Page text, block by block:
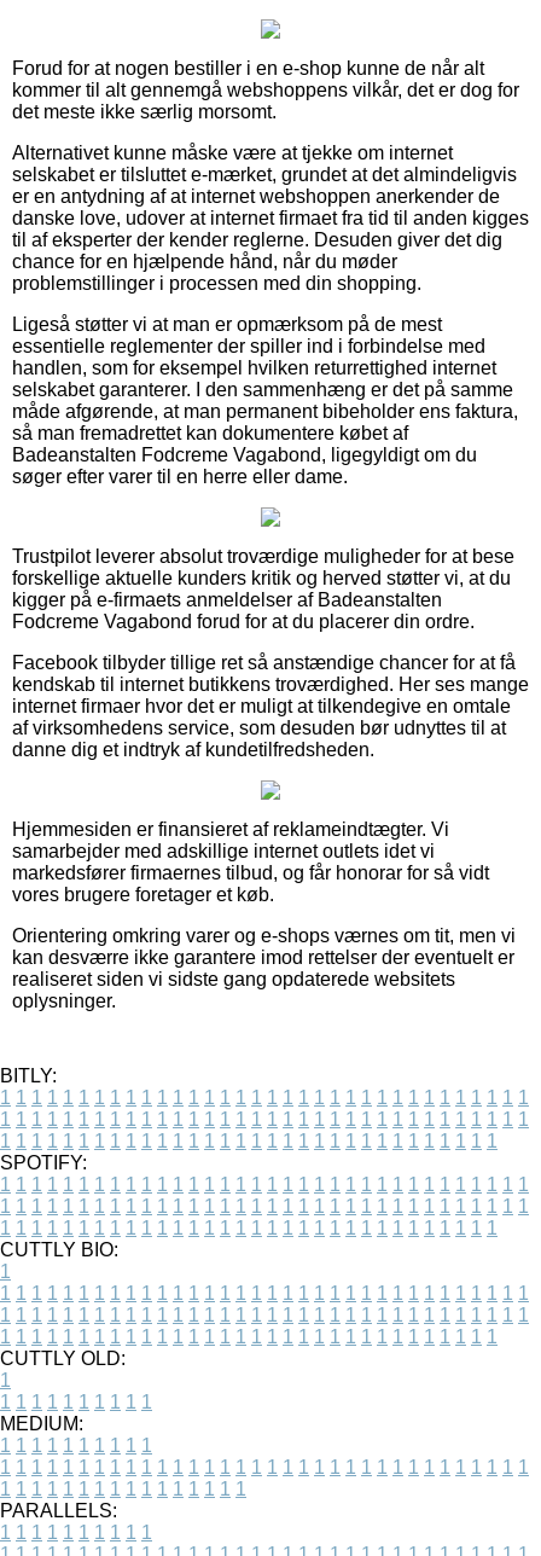
Forud for at nogen bestiller i en e-shop kunne de når alt
kommer til alt gennemgå webshoppens vilkår, det er dog for
det meste ikke særlig morsomt.
Alternativet kunne måske være at tjekke om internet
selskabet er tilsluttet e-mærket, grundet at det almindeligvis
er en antydning af at internet webshoppen anerkender de
danske love, udover at internet firmaet fra tid til anden kigges
til af eksperter der kender reglerne. Desuden giver det dig
chance for en hjælpende hånd, når du møder
problemstillinger i processen med din shopping.
Ligeså støtter vi at man er opmærksom på de mest
essentielle reglementer der spiller ind i forbindelse med
handlen, som for eksempel hvilken returrettighed internet
selskabet garanterer. I den sammenhæng er det på samme
måde afgørende, at man permanent bibeholder ens faktura,
så man fremadrettet kan dokumentere købet af
Badeanstalten Fodcreme Vagabond, ligegyldigt om du
søger efter varer til en herre eller dame.
Trustpilot leverer absolut troværdige muligheder for at bese
forskellige aktuelle kunders kritik og herved støtter vi, at du
kigger på e-firmaets anmeldelser af Badeanstalten
Fodcreme Vagabond forud for at du placerer din ordre.
Facebook tilbyder tillige ret så anstændige chancer for at få
kendskab til internet butikkens troværdighed. Her ses mange
internet firmaer hvor det er muligt at tilkendegive en omtale
af virksomhedens service, som desuden bør udnyttes til at
danne dig et indtryk af kundetilfredsheden.
Hjemmesiden er finansieret af reklameindtægter. Vi
samarbejder med adskillige internet outlets idet vi
markedsfører firmaernes tilbud, og får honorar for så vidt
vores brugere foretager et køb.
Orientering omkring varer og e-shops værnes om tit, men vi
kan desværre ikke garantere imod rettelser der eventuelt er
realiseret siden vi sidste gang opdaterede websitets
oplysninger.
BITLY:
1 1 1 1 1 1 1 1 1 1 1 1 1 1 1 1 1 1 1 1 1 1 1 1 1 1 1 1 1 1 1 1 1 1
1 1 1 1 1 1 1 1 1 1 1 1 1 1 1 1 1 1 1 1 1 1 1 1 1 1 1 1 1 1 1 1 1 1
1 1 1 1 1 1 1 1 1 1 1 1 1 1 1 1 1 1 1 1 1 1 1 1 1 1 1 1 1 1 1 1
SPOTIFY:
1 1 1 1 1 1 1 1 1 1 1 1 1 1 1 1 1 1 1 1 1 1 1 1 1 1 1 1 1 1 1 1 1 1
1 1 1 1 1 1 1 1 1 1 1 1 1 1 1 1 1 1 1 1 1 1 1 1 1 1 1 1 1 1 1 1 1 1
1 1 1 1 1 1 1 1 1 1 1 1 1 1 1 1 1 1 1 1 1 1 1 1 1 1 1 1 1 1 1 1
CUTTLY BIO:
1
1 1 1 1 1 1 1 1 1 1 1 1 1 1 1 1 1 1 1 1 1 1 1 1 1 1 1 1 1 1 1 1 1 1
1 1 1 1 1 1 1 1 1 1 1 1 1 1 1 1 1 1 1 1 1 1 1 1 1 1 1 1 1 1 1 1 1 1
1 1 1 1 1 1 1 1 1 1 1 1 1 1 1 1 1 1 1 1 1 1 1 1 1 1 1 1 1 1 1 1
CUTTLY OLD:
1
1 1 1 1 1 1 1 1 1 1
MEDIUM:
1 1 1 1 1 1 1 1 1 1
1 1 1 1 1 1 1 1 1 1 1 1 1 1 1 1 1 1 1 1 1 1 1 1 1 1 1 1 1 1 1 1 1 1
1 1 1 1 1 1 1 1 1 1 1 1 1 1 1 1
PARALLELS:
1 1 1 1 1 1 1 1 1 1